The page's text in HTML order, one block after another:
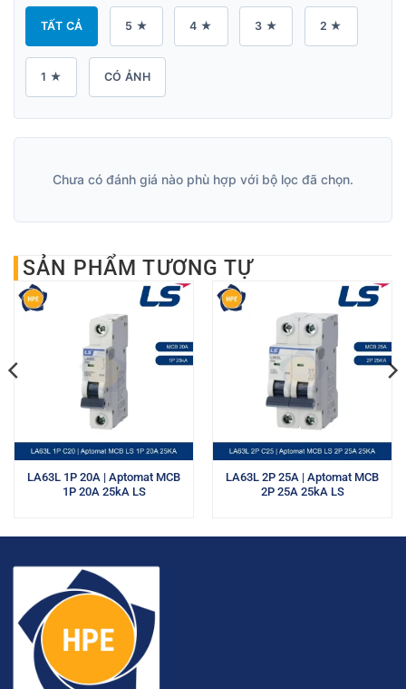
TẤT CẢ 5 ★ 4 ★ 3 ★ 2 ★
1 ★ CÓ ẢNH
Chưa có đánh giá nào phù hợp với bộ lọc đã chọn.
SẢN PHẨM TƯƠNG TỰ
LA63L 1P 20A | Aptomat MCB
1P 20A 25kA LS
LA63L 2P 25A | Aptomat MCB
2P 25A 25kA LS